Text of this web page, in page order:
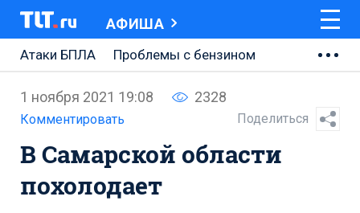
АФИША
Атаки БПЛА
Проблемы с бензином
АВТОВАЗ
Ремонт Центральной площади
Ремонт Обводного шоссе
Набережная Тольятти
1 ноября 2021 19:08 2328
Комментировать Поделиться
В Самарской области
похолодает